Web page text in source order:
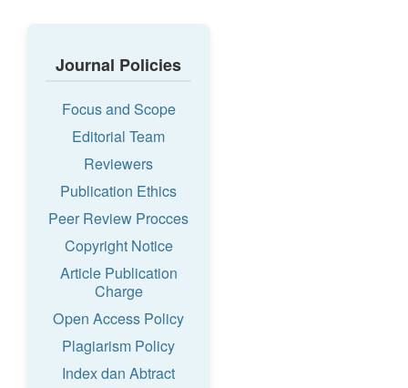
Journal Policies
Focus and Scope
Editorial Team
Reviewers
Publication Ethics
Peer Review Procces
Copyright Notice
Article Publication
Charge
Open Access Policy
Plagiarism Policy
Index dan Abtract